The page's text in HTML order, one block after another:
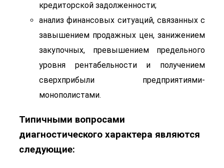
кредиторской задолженности;
анализ финансовых ситуаций, связанных с
завышением продажных цен, занижением
закупочных, превышением предельного
уровня рентабельности и получением
сверхприбыли предприятиями-
монополистами.
Типичными вопросами
диагностического характера являются
следующие: